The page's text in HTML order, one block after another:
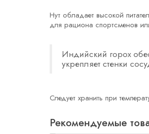
Нут обладает высокой
для рациона спортсменов
Индийский горох
укрепляет стенки
Следует хранить при
Рекомендуемые